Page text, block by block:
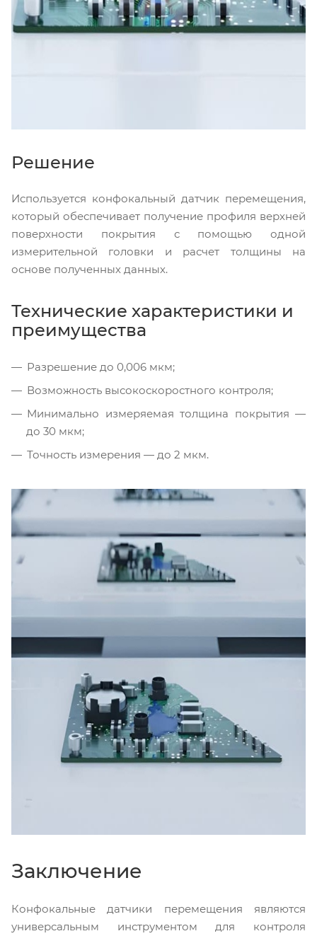
Решение
Используется конфокальный датчик перемещения,
который обеспечивает получение профиля верхней
поверхности покрытия с помощью одной
измерительной головки и расчет толщины на
основе полученных данных.
Технические характеристики и
преимущества
Разрешение до 0,006 мкм;
Возможность высокоскоростного контроля;
Минимально измеряемая толщина покрытия —
до 30 мкм;
Точность измерения — до 2 мкм.
Заключение
Конфокальные датчики перемещения являются
универсальным инструментом для контроля